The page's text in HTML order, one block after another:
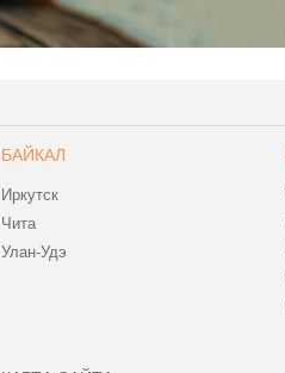
БАЙКАЛ
Иркутск
Чита
Улан-Удэ